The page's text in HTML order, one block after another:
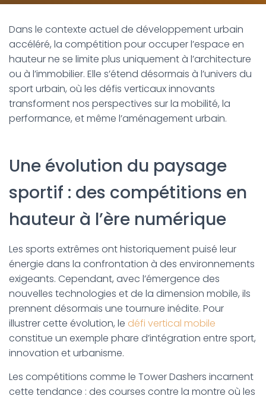
Dans le contexte actuel de développement urbain
accéléré, la compétition pour occuper l’espace en
hauteur ne se limite plus uniquement à l’architecture
ou à l’immobilier. Elle s’étend désormais à l’univers du
sport urbain, où les défis verticaux innovants
transforment nos perspectives sur la mobilité, la
performance, et même l’aménagement urbain.
Une évolution du paysage
sportif : des compétitions en
hauteur à l’ère numérique
Les sports extrêmes ont historiquement puisé leur
énergie dans la confrontation à des environnements
exigeants. Cependant, avec l’émergence des
nouvelles technologies et de la dimension mobile, ils
prennent désormais une tournure inédite. Pour
illustrer cette évolution, le défi vertical mobile
constitue un exemple phare d’intégration entre sport,
innovation et urbanisme.
Les compétitions comme le Tower Dashers incarnent
cette tendance : des courses contre la montre où les